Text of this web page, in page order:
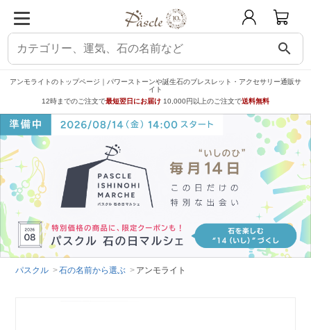
search
アンモライトのトップページ｜パワーストーンや誕生石のブレスレット・アクセサリー通販サ
イト
12時までのご注文で最短翌日にお届け 10,000円以上のご注文で送料無料
パスクル 石の名前から選ぶ アンモライト